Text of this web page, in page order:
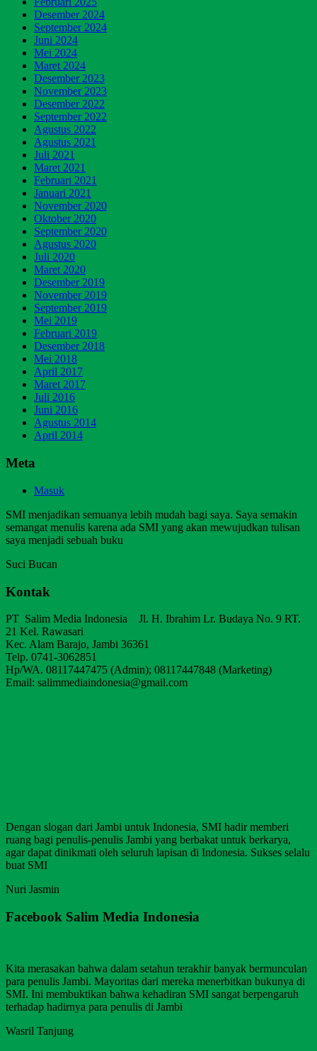
Desember 2024
September 2024
Juni 2024
Mei 2024
Maret 2024
Desember 2023
November 2023
Desember 2022
September 2022
Agustus 2022
Agustus 2021
Juli 2021
Maret 2021
Februari 2021
Januari 2021
November 2020
Oktober 2020
September 2020
Agustus 2020
Juli 2020
Maret 2020
Desember 2019
November 2019
September 2019
Mei 2019
Februari 2019
Desember 2018
Mei 2018
April 2017
Maret 2017
Juli 2016
Juni 2016
Agustus 2014
April 2014
Meta
Masuk
SMI menjadikan semuanya lebih mudah bagi saya. Saya semakin
semangat menulis karena ada SMI yang akan mewujudkan tulisan
saya menjadi sebuah buku
Suci Bucan
Kontak
PT Salim Media Indonesia Jl. H. Ibrahim Lr. Budaya No. 9 RT.
21 Kel. Rawasari
Kec. Alam Barajo, Jambi 36361
Telp. 0741-3062851
Hp/WA. 08117447475 (Admin); 08117447848 (Marketing)
Email: salimmediaindonesia@gmail.com
Dengan slogan dari Jambi untuk Indonesia, SMI hadir memberi
ruang bagi penulis-penulis Jambi yang berbakat untuk berkarya,
agar dapat dinikmati oleh seluruh lapisan di Indonesia. Sukses selalu
buat SMI
Nuri Jasmin
Facebook Salim Media Indonesia
Kita merasakan bahwa dalam setahun terakhir banyak bermunculan
para penulis Jambi. Mayoritas dari mereka menerbitkan bukunya di
SMI. Ini membuktikan bahwa kehadiran SMI sangat berpengaruh
terhadap hadirnya para penulis di Jambi
Wasril Tanjung